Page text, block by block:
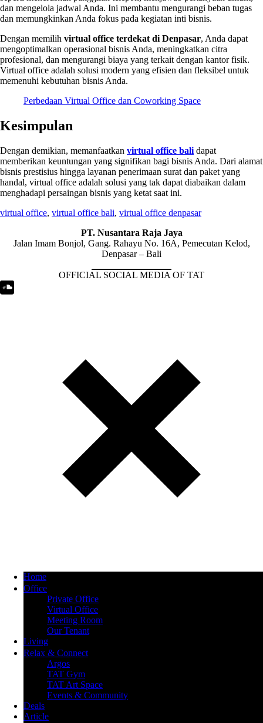
dan mengelola jadwal Anda. Ini membantu mengurangi beban tugas
dan memungkinkan Anda fokus pada kegiatan inti bisnis.
Dengan memilih virtual office terdekat di Denpasar, Anda dapat
mengoptimalkan operasional bisnis Anda, meningkatkan citra
profesional, dan mengurangi biaya yang terkait dengan kantor fisik.
Virtual office adalah solusi modern yang efisien dan fleksibel untuk
memenuhi kebutuhan bisnis Anda.
Perbedaan Virtual Office dan Coworking Space
Kesimpulan
Dengan demikian, memanfaatkan virtual office bali dapat
memberikan keuntungan yang signifikan bagi bisnis Anda. Dari alamat
bisnis prestisius hingga layanan penerimaan surat dan paket yang
handal, virtual office adalah solusi yang tak dapat diabaikan dalam
menghadapi persaingan bisnis yang ketat saat ini.
virtual office, virtual office bali, virtual office denpasar
PT. Nusantara Raja Jaya
Jalan Imam Bonjol, Gang. Rahayu No. 16A, Pemecutan Kelod,
Denpasar – Bali
OFFICIAL SOCIAL MEDIA OF TAT
Home
Office
Private Office
Virtual Office
Meeting Room
Our Tenant
Living
Relax & Connect
Argos
TAT Gym
TAT Art Space
Events & Community
Deals
Article